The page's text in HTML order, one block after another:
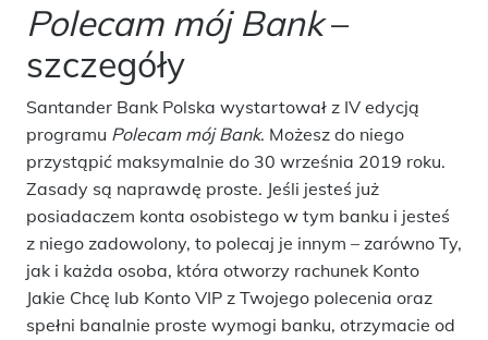
Polecam mój Bank–
szczegóły
Santander Bank Polska wystartował z IV edycją
programu Polecam mój Bank. Możesz do niego
przystąpić maksymalnie do 30 września 2019 roku.
Zasady są naprawdę proste. Jeśli jesteś już
posiadaczem konta osobistego w tym banku i jesteś
z niego zadowolony, to polecaj je innym – zarówno Ty,
jak i każda osoba, która otworzy rachunek Konto
Jakie Chcę lub Konto VIP z Twojego polecenia oraz
spełni banalnie proste wymogi banku, otrzymacie od